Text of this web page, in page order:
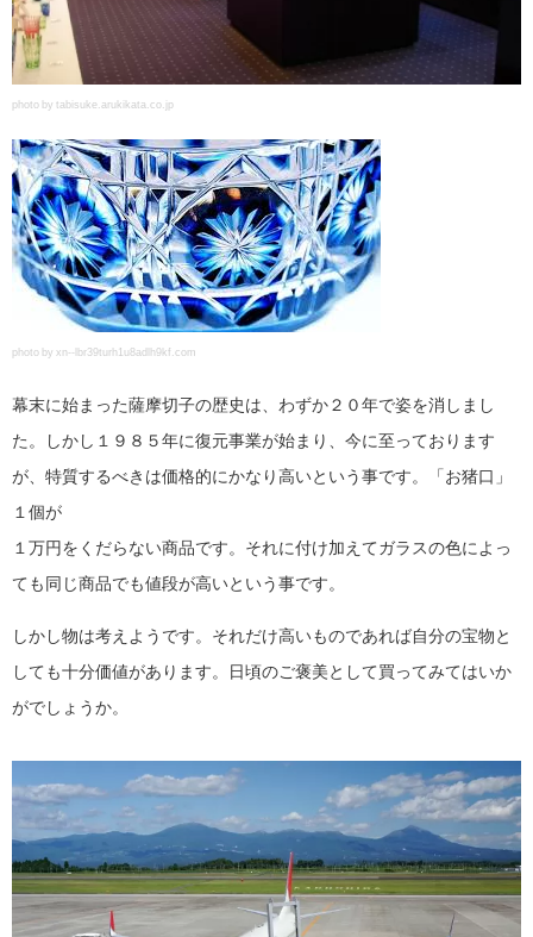
photo by tabisuke.arukikata.co.jp
photo by xn--lbr39turh1u8adlh9kf.com
幕末に始まった薩摩切子の歴史は、わずか２０年で姿を消しまし
た。しかし１９８５年に復元事業が始まり、今に至っております
が、特質するべきは価格的にかなり高いという事です。「お猪口」
１個が
１万円をくだらない商品です。それに付け加えてガラスの色によっ
ても同じ商品でも値段が高いという事です。
しかし物は考えようです。それだけ高いものであれば自分の宝物と
しても十分価値があります。日頃のご褒美として買ってみてはいか
がでしょうか。